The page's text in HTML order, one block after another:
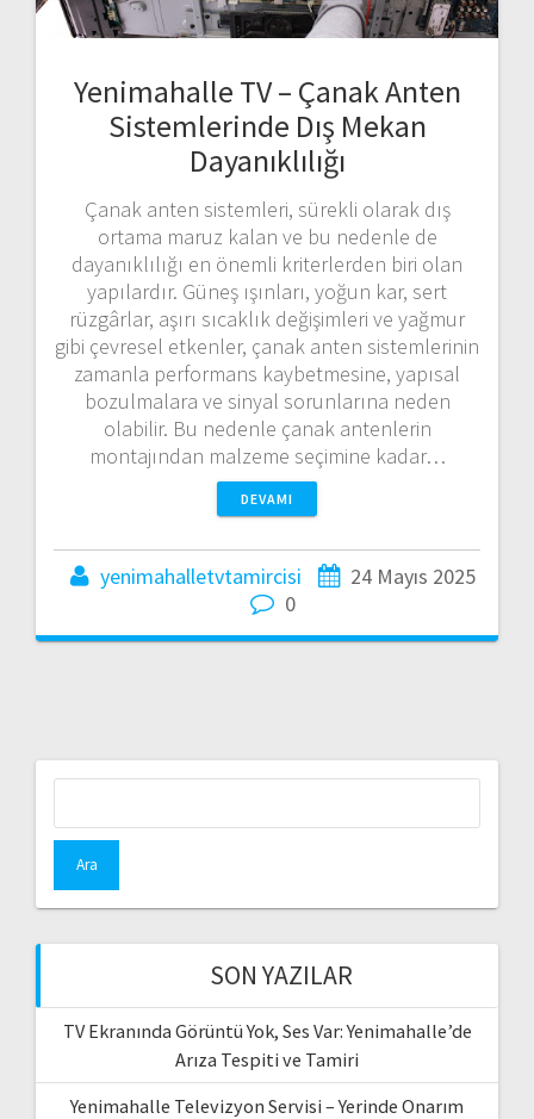
Yenimahalle TV – Çanak Anten
Sistemlerinde Dış Mekan
Dayanıklılığı
Çanak anten sistemleri, sürekli olarak dış
ortama maruz kalan ve bu nedenle de
dayanıklılığı en önemli kriterlerden biri olan
yapılardır. Güneş ışınları, yoğun kar, sert
rüzgârlar, aşırı sıcaklık değişimleri ve yağmur
gibi çevresel etkenler, çanak anten sistemlerinin
zamanla performans kaybetmesine, yapısal
bozulmalara ve sinyal sorunlarına neden
olabilir. Bu nedenle çanak antenlerin
montajından malzeme seçimine kadar…
DEVAMI
yenimahalletvtamircisi
24 Mayıs 2025
0
SON YAZILAR
TV Ekranında Görüntü Yok, Ses Var: Yenimahalle’de
Arıza Tespiti ve Tamiri
Yenimahalle Televizyon Servisi – Yerinde Onarım